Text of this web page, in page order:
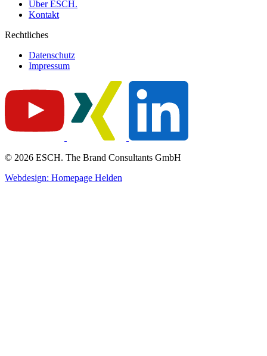
Über ESCH.
Kontakt
Rechtliches
Datenschutz
Impressum
© 2026 ESCH. The Brand Consultants GmbH
Webdesign: Homepage Helden